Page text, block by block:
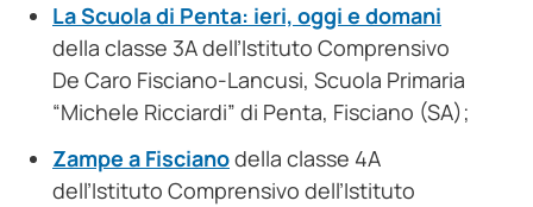
La Scuola di Penta: ieri, oggi e domani
della classe 3A dell’Istituto Comprensivo
De Caro Fisciano-Lancusi, Scuola Primaria
“Michele Ricciardi” di Penta, Fisciano (SA);
Zampe a Fiscianodella classe 4A
dell’Istituto Comprensivo dell’Istituto